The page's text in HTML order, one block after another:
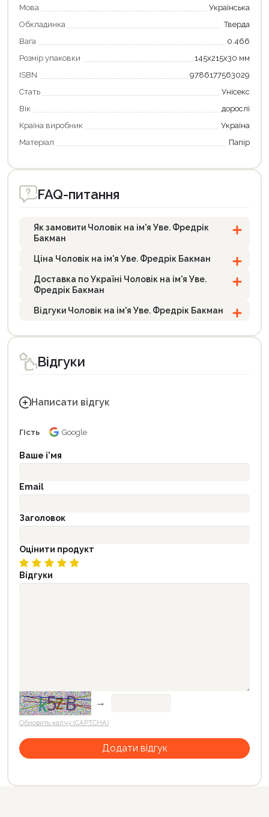
Мова
Українська
Обкладинка
Тверда
Вага
0.466
Розмір упаковки
145х215х30 мм
ISBN
9786177563029
Стать
Унісекс
Вік
дорослі
Країна виробник
Україна
Матеріал
Папір
FAQ-питання
Як замовити Чоловік на ім'я Уве. Фредрік
Бакман
Ціна Чоловік на ім'я Уве. Фредрік Бакман
Доставка по Україні Чоловік на ім'я Уве.
Фредрік Бакман
Відгуки Чоловік на ім'я Уве. Фредрік Бакман
Відгуки
Написати відгук
Гість Google
Ваше і'мя
Email
Заголовок
Оцінити продукт
Відгуки
→
Обновить капчу (CAPTCHA)